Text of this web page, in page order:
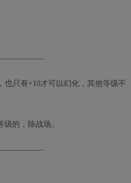
也只有+10才可以幻化，其他等级不
的，除战场。